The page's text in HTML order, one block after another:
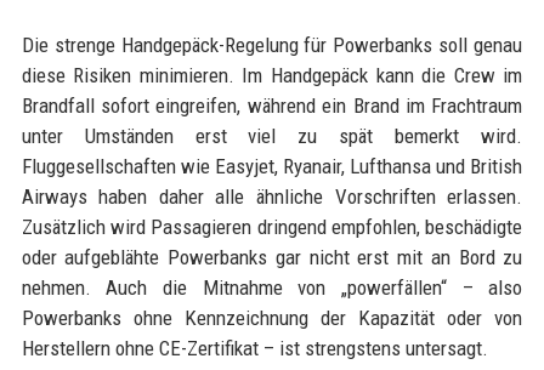
Die strenge Handgepäck-Regelung für Powerbanks soll genau
diese Risiken minimieren. Im Handgepäck kann die Crew im
Brandfall sofort eingreifen, während ein Brand im Frachtraum
unter Umständen erst viel zu spät bemerkt wird.
Fluggesellschaften wie Easyjet, Ryanair, Lufthansa und British
Airways haben daher alle ähnliche Vorschriften erlassen.
Zusätzlich wird Passagieren dringend empfohlen, beschädigte
oder aufgeblähte Powerbanks gar nicht erst mit an Bord zu
nehmen. Auch die Mitnahme von „powerfällen“ – also
Powerbanks ohne Kennzeichnung der Kapazität oder von
Herstellern ohne CE-Zertifikat – ist strengstens untersagt.